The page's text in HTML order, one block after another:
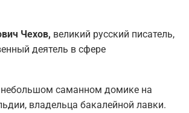
Чехов, великий русский писатель,
деятель в сфере
небольшом саманном домике на
владельца бакалейной лавки.